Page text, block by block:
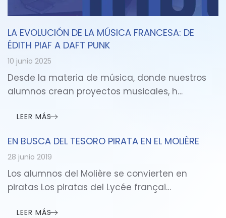
LA EVOLUCIÓN DE LA MÚSICA FRANCESA: DE
ÉDITH PIAF A DAFT PUNK
10 junio 2025
Desde la materia de música, donde nuestros
alumnos crean proyectos musicales, h…
LEER MÁS
EN BUSCA DEL TESORO PIRATA EN EL MOLIÈRE
28 junio 2019
Los alumnos del Molière se convierten en
piratas Los piratas del Lycée françai…
LEER MÁS